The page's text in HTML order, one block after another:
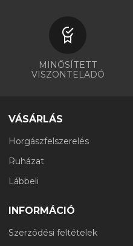
MINŐSÍTETT
VISZONTELADÓ
VÁSÁRLÁS
Horgászfelszerelés
Ruházat
Lábbeli
INFORMÁCIÓ
Szerződési feltételek